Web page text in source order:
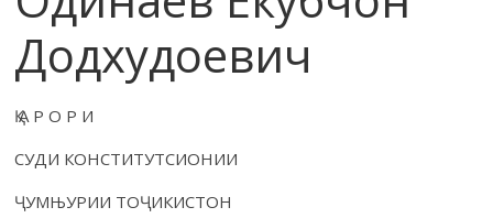
Додхудоевич
Қ А Р О Р И
СУДИ КОНСТИТУТСИОНИИ
ҶУМЊУРИИ ТОҶИКИСТОН